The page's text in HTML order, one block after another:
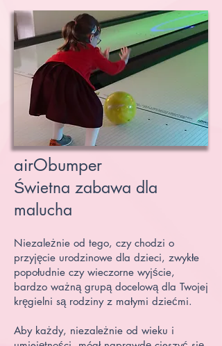
airObumper​
Świetna zabawa dla
malucha
Niezależnie od tego, czy chodzi o
przyjęcie urodzinowe dla dzieci, zwykłe
popołudnie czy wieczorne wyjście,
bardzo ważną grupą docelową dla Twojej
kręgielni są rodziny z małymi dziećmi.
Aby każdy, niezależnie od wieku i